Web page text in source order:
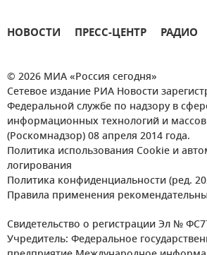
НОВОСТИ ПРЕСС-ЦЕНТР РАДИО
© 2026 МИА «Россия сегодня»
Сетевое издание РИА Новости
Федеральной службе по надзору в
информационных технологий и
(Роскомнадзор) 08 апреля 2014 года.
Политика использования Cookie и
логирования
Политика конфиденциальности (ред.
Правила применения
Свидетельство о регистрации Эл №
Учредитель: Федеральное